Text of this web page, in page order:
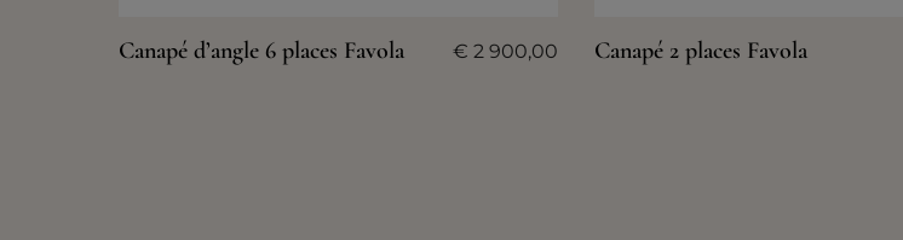
Canapé d’angle 6 places Favola € 2 900,00 Canapé 2 places Favola